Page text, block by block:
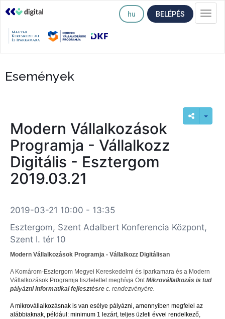
hu BELÉPÉS
Események
Modern Vállalkozások
Programja - Vállalkozz
Digitális - Esztergom
2019.03.21
2019-03-21 10:00 - 13:35
Esztergom, Szent Adalbert Konferencia Központ,
Szent I. tér 10
Modern Vállalkozások Programja - Vállalkozz Digitálisan
A Komárom-Esztergom Megyei Kereskedelmi és Iparkamara és a Modern
Vállalkozások Programja tisztelettel meghívja ÖntMikrovállalkozás is tud
pályázni informatikai fejlesztésre c. rendezvényére.
A mikrovállalkozásnak is van esélye pályázni, amennyiben megfelel az
alábbiaknak, például: minimum 1 lezárt, teljes üzleti évvel rendelkező,